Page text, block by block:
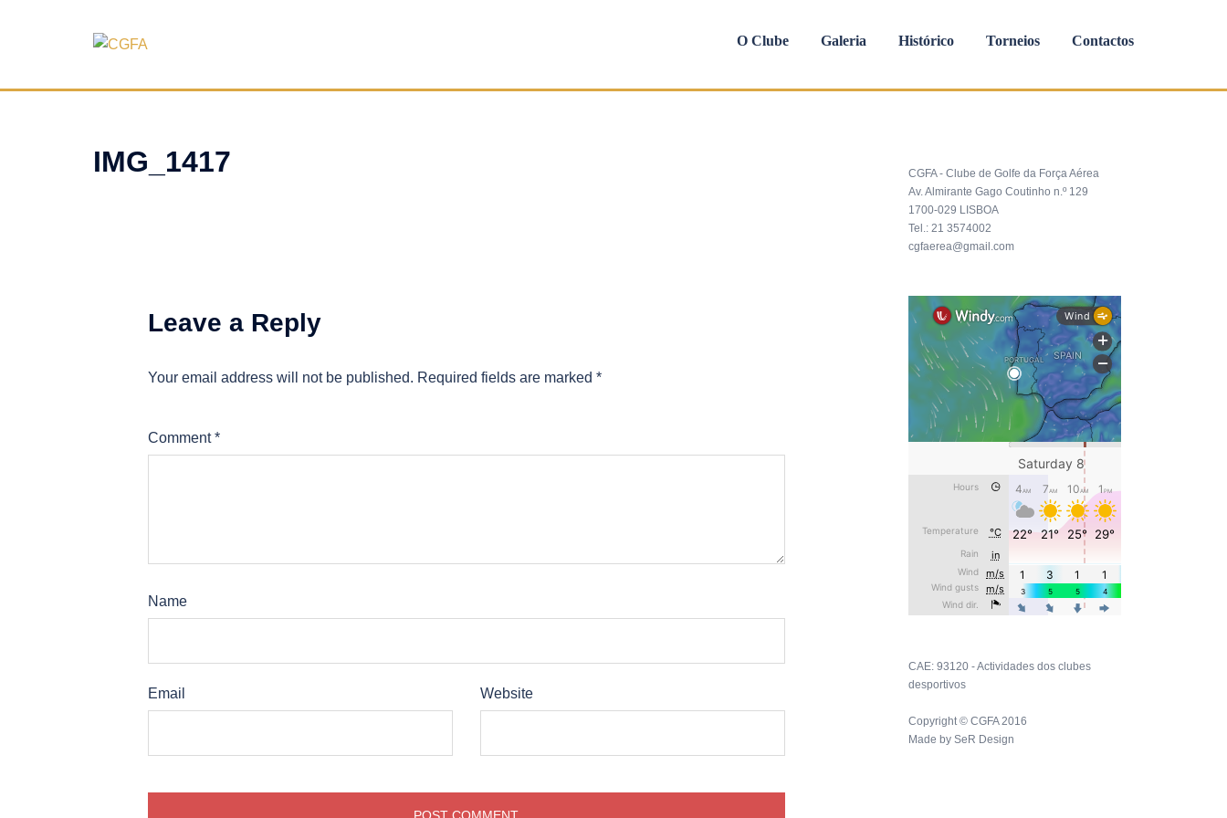
O Clube Galeria Histórico Torneios Contactos
IMG_1417
Leave a Reply
Your email address will not be published. Required fields are marked *
Comment*
Name
Email Website
CGFA - Clube de Golfe da Força Aérea
Av. Almirante Gago Coutinho n.º 129
1700-029 LISBOA
Tel.: 21 3574002
cgfaerea@gmail.com
CAE: 93120 - Actividades dos clubes
desportivos
Copyright © CGFA 2016
Made by SeR Design